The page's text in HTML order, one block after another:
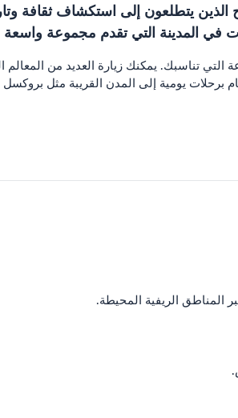
الذين يتطلعون إلى استكشاف ثقافة
المدينة التي تقدم مجموعة واسعة
برحلات يومية إلى المدن القريبة مثل
المناطق الريفية المحيطة.